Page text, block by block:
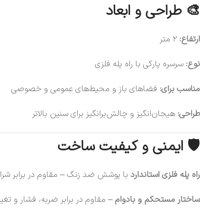
🎨 طراحی و ابعاد
ارتفاع:
نوع: سرسره پارکی با راه پله فلزی
مناسب برای: فضاهای باز و محیط‌های عمومی و خصوصی
طراحی: هیجان‌انگیز و چالش‌برانگیز برای سنین بالاتر
🛡️ ایمنی و کیفیت ساخت
راه پله فلزی استاندارد با پوشش ضد زنگ – مقاوم در برابر
ساختار مستحکم و بادوام– مقاوم در برابر ضربه، فشار و